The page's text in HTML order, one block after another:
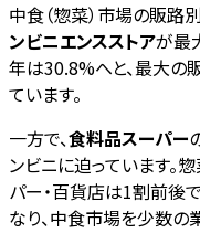
中食（惣菜）市場の販路
ンビニエンスストアが最
年は30.8%へと、最大の
ています。
一方で、食料品スーパー
ンビニに迫っています。
パー・百貨店は1割前後
なり、中食市場を少数の